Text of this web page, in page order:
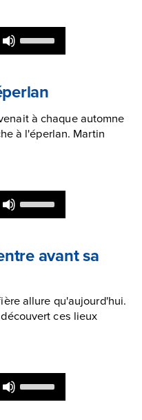
Up/Down
Arrow
increase
decrease
volume.
à chaque automne
à l'éperlan. Martin
Up/Down
Arrow
increase
volume.
avant sa
allure qu'aujourd'hui.
ces lieux
Up/Down
Arrow